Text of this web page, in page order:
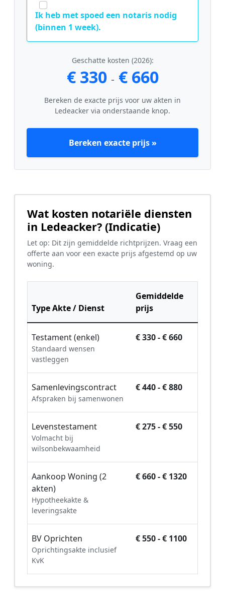
Ik heb met spoed een notaris nodig
(binnen 1 week).
Geschatte kosten (2026):
€ 330 - € 660
Bereken de exacte prijs voor uw akten in
Ledeacker via onderstaande knop.
Bereken exacte prijs »
Wat kosten notariële diensten
in Ledeacker? (Indicatie)
Let op: Dit zijn gemiddelde richtprijzen. Vraag een
offerte aan voor een exacte prijs afgestemd op uw
woning.
Type Akte / Dienst
Gemiddelde
prijs
Testament (enkel)
Standaard wensen
vastleggen
€ 330 - € 660
Samenlevingscontract
Afspraken bij samenwonen
€ 440 - € 880
Levenstestament
Volmacht bij
wilsonbekwaamheid
€ 275 - € 550
Aankoop Woning (2
akten)
Hypotheekakte &
leveringsakte
€ 660 - € 1320
BV Oprichten
Oprichtingsakte inclusief
KvK
€ 550 - € 1100